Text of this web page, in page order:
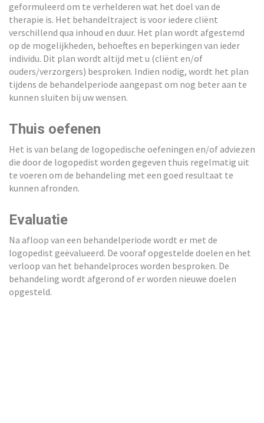
geformuleerd om te verhelderen wat het doel van de
therapie is. Het behandeltraject is voor iedere cliënt
verschillend qua inhoud en duur. Het plan wordt afgestemd
op de mogelijkheden, behoeftes en beperkingen van ieder
individu. Dit plan wordt altijd met u (cliënt en/of
ouders/verzorgers) besproken. Indien nodig, wordt het plan
tijdens de behandelperiode aangepast om nog beter aan te
kunnen sluiten bij uw wensen.
Thuis oefenen
Het is van belang de logopedische oefeningen en/of adviezen
die door de logopedist worden gegeven thuis regelmatig uit
te voeren om de behandeling met een goed resultaat te
kunnen afronden.
Evaluatie
Na afloop van een behandelperiode wordt er met de
logopedist geëvalueerd. De vooraf opgestelde doelen en het
verloop van het behandelproces worden besproken. De
behandeling wordt afgerond of er worden nieuwe doelen
opgesteld.